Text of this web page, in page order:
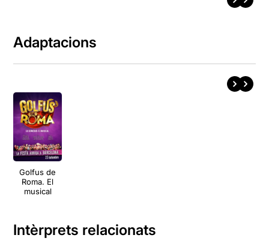
Adaptacions
Golfus de
Roma. El
musical
Intèrprets relacionats